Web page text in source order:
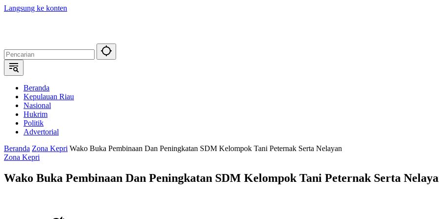
Langsung ke konten
Beranda
Kepulauan Riau
Nasional
Hukrim
Politik
Advertorial
Beranda Zona Kepri Wako Buka Pembinaan Dan Peningkatan SDM Kelompok Tani Peternak Serta Nelayan
Zona Kepri
Wako Buka Pembinaan Dan Peningkatan SDM Kelompok Tani Peternak Serta